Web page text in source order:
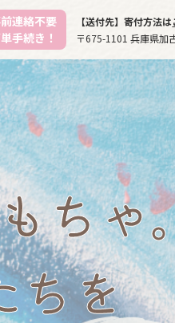
連絡不要
手続き！
【送付先】寄付方法は
〒675-1101 兵庫県加
ちゃ
ちを